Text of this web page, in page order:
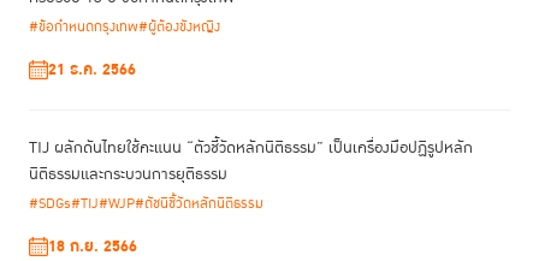
อาทิ แนวทางการส่งเสริมการเข้าถึงความยุติธรรมเพื่อประชาชน การประชุมเชิง
ปฏิบัติการเรื่องการประยุกต์ใช้เครื่องมือประเมินผลสัมฤทธิ์ทางกฎหมาย (LEI)
เพื่อสนับสนุนการพัฒนากระบวนการยุติธรรม การปรับตัวของกระบวนการ
ยุติธรรมในโลกปัจจุบัน เป็นต้น
#ข้อกำหนดกรุงเทพ#ผู้ต้องขังหญิง
21 ธ.ค. 2566
TIJ ผลักดันไทยใช้คะแนน “ตัวชี้วัดหลักนิติธรรม” เป็นเครื่องมือปฏิรูปหลัก
นิติธรรมและกระบวนการยุติธรรม
#SDGs#TIJ#WJP#ดัชนีชี้วัดหลักนิติธรรม
18 ก.ย. 2566